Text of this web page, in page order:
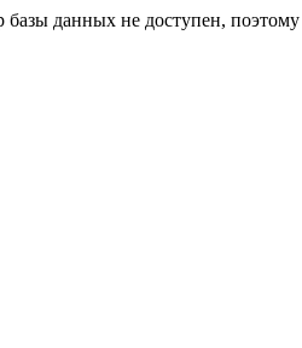
данных не доступен,